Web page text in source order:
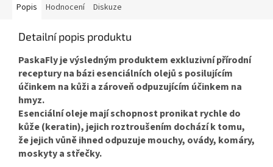
Popis Hodnocení Diskuze
Detailní popis produktu
PaskaFly je výsledným produktem exkluzivní přírodní
receptury na bázi esenciálních olejů s posilujícím
účinkem na kůži a zároveň odpuzujícím účinkem na
hmyz.
Esenciální oleje mají schopnost pronikat rychle do
kůže (keratin), jejich roztroušením dochází k tomu,
že jejich vůně ihned odpuzuje mouchy, ovády, komáry,
moskyty a střečky.